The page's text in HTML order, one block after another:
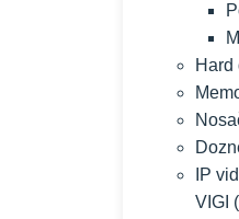
Hard
IP
VIGI